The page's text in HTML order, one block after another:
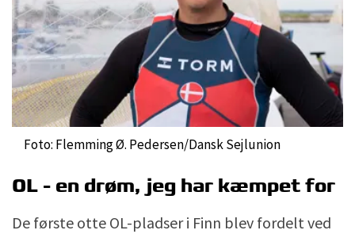
Foto: Flemming Ø. Pedersen/Dansk Sejlunion
OL - en drøm, jeg har kæmpet for
De første otte OL-pladser i Finn blev fordelt ved